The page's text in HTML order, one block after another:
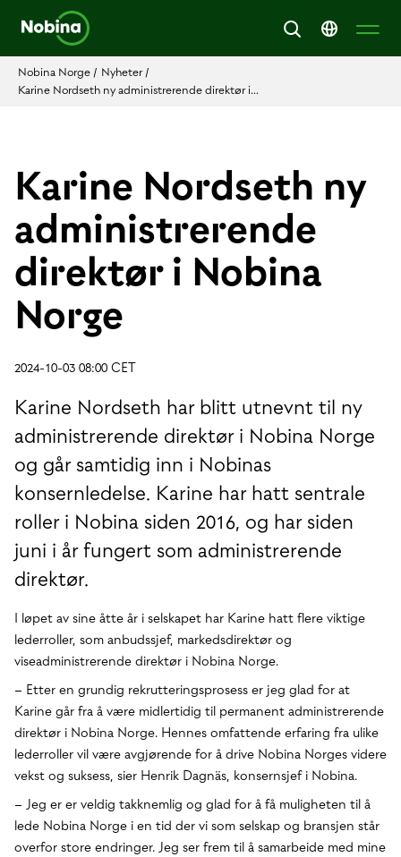
Nobina Norge / Nyheter/
Karine Nordseth ny administrerende direktør i...
Karine Nordseth ny
administrerende
direktør i Nobina
Norge
2024-10-03 08:00 CET
Karine Nordseth har blitt utnevnt til ny
administrerende direktør i Nobina Norge
og går samtidig inn i Nobinas
konsernledelse. Karine har hatt sentrale
roller i Nobina siden 2016, og har siden
juni i år fungert som administrerende
direktør.
I løpet av sine åtte år i selskapet har Karine hatt flere viktige
lederroller, som anbudssjef, markedsdirektør og
viseadministrerende direktør i Nobina Norge.
– Etter en grundig rekrutteringsprosess er jeg glad for at
Karine går fra å være midlertidig til permanent administrerende
direktør i Nobina Norge. Hennes omfattende erfaring fra ulike
lederroller vil være avgjørende for å drive Nobina Norges videre
vekst og suksess, sier Henrik Dagnäs, konsernsjef i Nobina.
– Jeg er er veldig takknemlig og glad for å få muligheten til å
lede Nobina Norge i en tid der vi som selskap og bransjen står
overfor store endringer. Jeg ser frem til å samarbeide med mine